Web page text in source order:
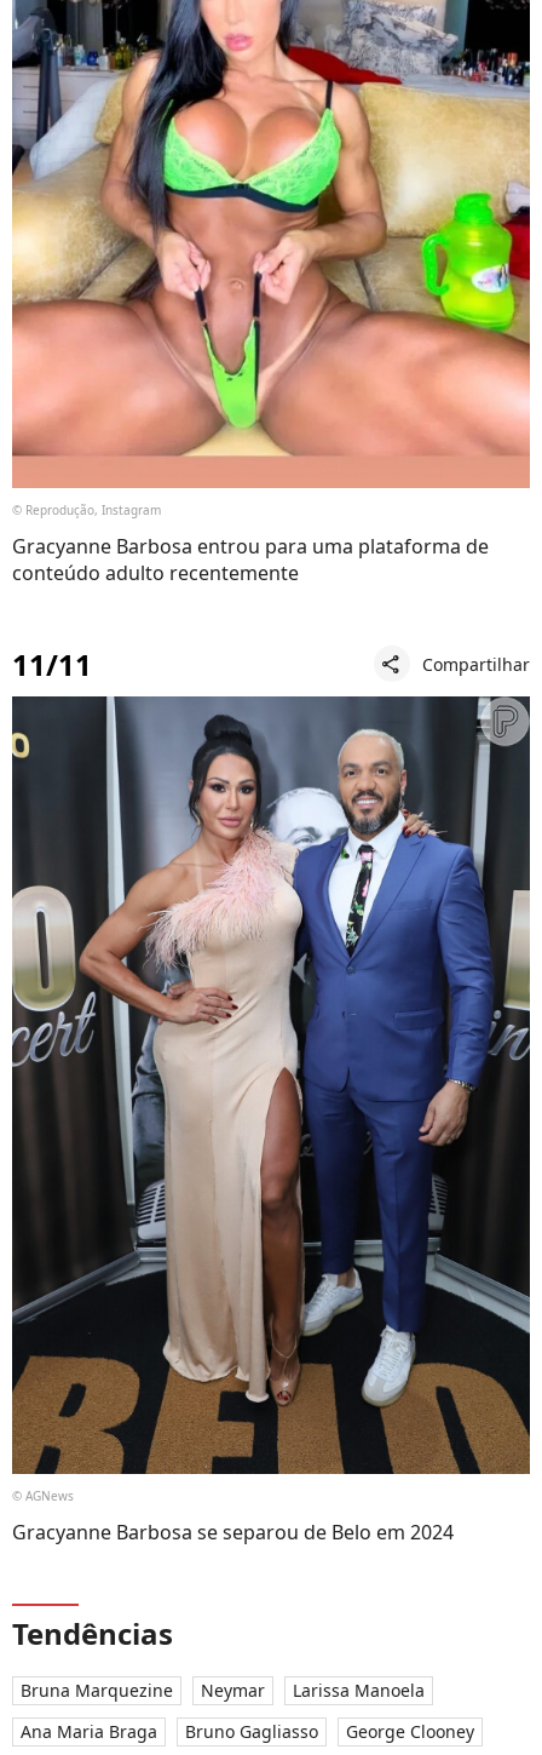
© Reprodução, Instagram
Gracyanne Barbosa entrou para uma plataforma de
conteúdo adulto recentemente
11/11 share Compartilhar
© AGNews
Gracyanne Barbosa se separou de Belo em 2024
Tendências
Bruna Marquezine Neymar
Larissa Manoela
Ana Maria Braga
Bruno Gagliasso
George Clooney